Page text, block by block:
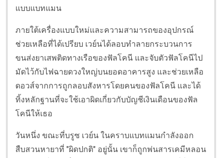
แบบแบทแมน
ภายใต้เครื่องแบบใหม่และความสามารถของอุปกรณ์
ช่วยเหลือที่ได้เปรียบ เวย์นได้ลอบทำลายกระบวนการ
ขนส่งยาเสพติดทางเรือของฟัลโคนี และจับตัวฟัลโคนีไป
มัดไว้กับไฟฉายดวงใหญ่บนยอดอาคารสูง และช่วยเหลือ
ดอวส์จากการถูกลอบสังหารโดยคนของฟัลโคนี และได้
ทิ้งหลักฐานที่จะใช้เอาผิดเกี่ยวกับบัญชีเงินเดือนของฟัล
โคนีให้เธอ
วันหนึ่ง ขณะที่บรูซ เวย์น ในคราบแบทแมนกำลังออก
สืบสวนหายาที่ "ผิดปกติ" อยู่นั้น เขาก็ถูกพ่นสารเคมีหลอน